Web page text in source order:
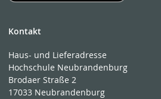
Kontakt
Haus- und Lieferadresse
Hochschule Neubrandenburg
Brodaer Straße 2
17033 Neubrandenburg